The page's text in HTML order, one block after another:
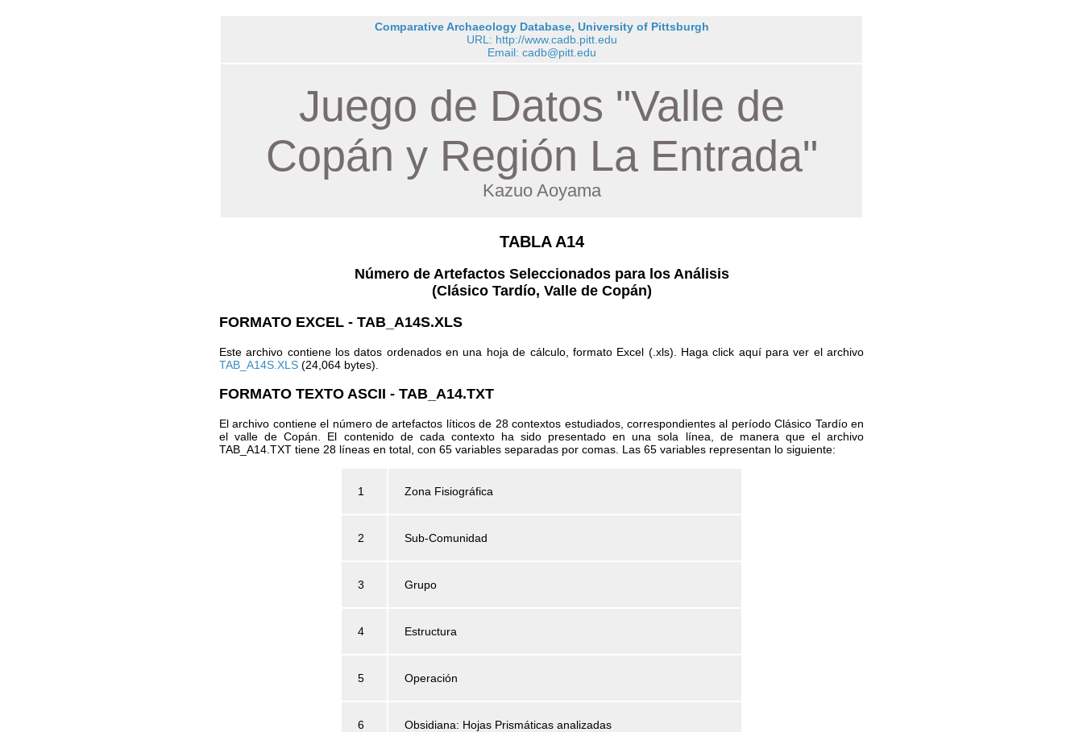
Comparative Archaeology Database, University of Pittsburgh
URL: http://www.cadb.pitt.edu
Email: cadb@pitt.edu
Juego de Datos "Valle de
Copán y Región La Entrada"
Kazuo Aoyama
TABLA A14
Número de Artefactos Seleccionados para los Análisis
(Clásico Tardío, Valle de Copán)
FORMATO EXCEL - TAB_A14S.XLS
Este archivo contiene los datos ordenados en una hoja de cálculo, formato Excel (.xls). Haga click aquí para ver el archivo
TAB_A14S.XLS (24,064 bytes).
FORMATO TEXTO ASCII - TAB_A14.TXT
El archivo contiene el número de artefactos líticos de 28 contextos estudiados, correspondientes al período Clásico Tardío en
el valle de Copán. El contenido de cada contexto ha sido presentado en una sola línea, de manera que el archivo
TAB_A14.TXT tiene 28 líneas en total, con 65 variables separadas por comas. Las 65 variables representan lo siguiente:
1 Zona Fisiográfica
2 Sub-Comunidad
3 Grupo
4 Estructura
5 Operación
6 Obsidiana: Hojas Prismáticas analizadas